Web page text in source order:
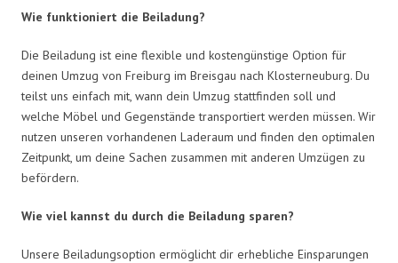
Wie funktioniert die Beiladung?
Die Beiladung ist eine flexible und kostengünstige Option für
deinen Umzug von Freiburg im Breisgau nach Klosterneuburg. Du
teilst uns einfach mit, wann dein Umzug stattfinden soll und
welche Möbel und Gegenstände transportiert werden müssen. Wir
nutzen unseren vorhandenen Laderaum und finden den optimalen
Zeitpunkt, um deine Sachen zusammen mit anderen Umzügen zu
befördern.
Wie viel kannst du durch die Beiladung sparen?
Unsere Beiladungsoption ermöglicht dir erhebliche Einsparungen